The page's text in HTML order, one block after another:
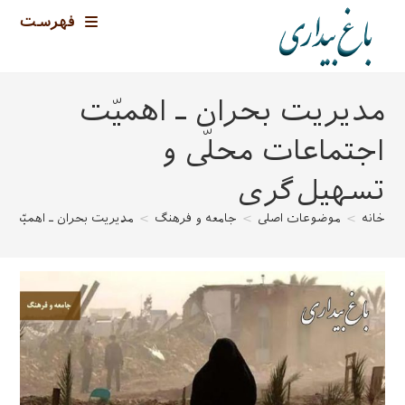
فهرست
مدیریت بحران ـ اهمیّت
اجتماعات محلّی و
تسهیل‌گری
خانه > موضوعات اصلی > جامعه و فرهنگ > مدیریت بحران ـ اهمیّت